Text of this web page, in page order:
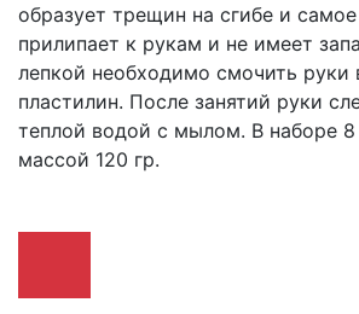
образует трещин на сгибе и самое
прилипает к рукам и не имеет
лепкой необходимо смочить руки
пластилин. После занятий руки
теплой водой с мылом. В наборе
массой 120 гр.